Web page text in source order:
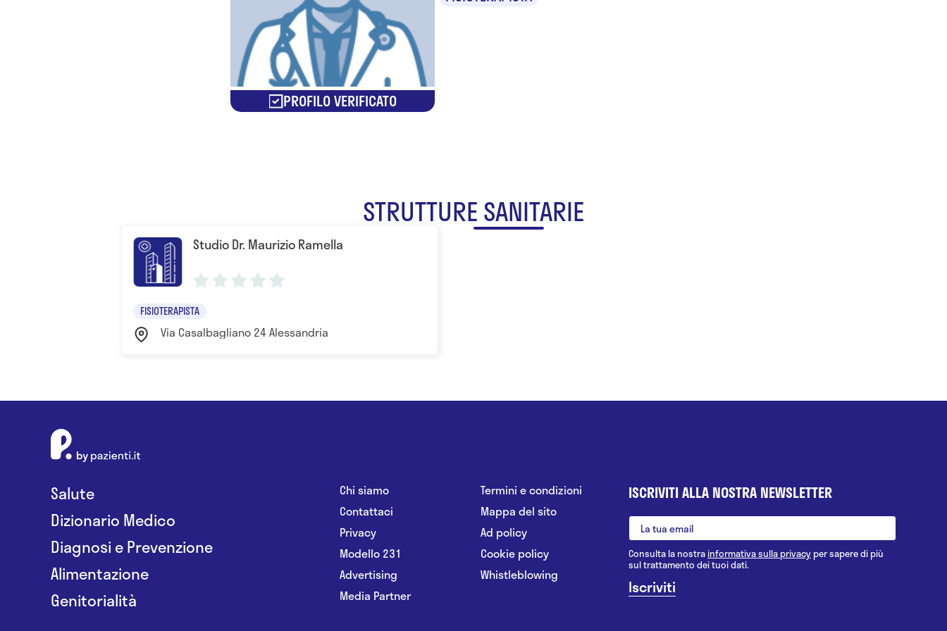
PROFILO VERIFICATO
STRUTTURE SANITARIE
Studio Dr. Maurizio Ramella
FISIOTERAPISTA
Via Casalbagliano 24 Alessandria
Salute
Dizionario Medico
Diagnosi e Prevenzione
Alimentazione
Genitorialità
Chi siamo
Contattaci
Privacy
Modello 231
Advertising
Media Partner
Termini e condizioni
Mappa del sito
Ad policy
Cookie policy
Whistleblowing
ISCRIVITI ALLA NOSTRA NEWSLETTER
Consulta la nostrainformativa sulla privacy per sapere di più
sul trattamento dei tuoi dati.